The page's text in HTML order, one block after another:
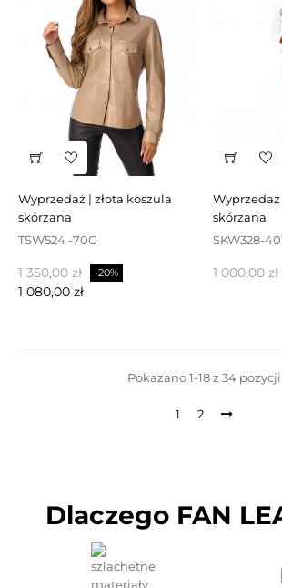
wyprzedaż | złota koszula
skórzana
TSW524 -70G
Cena
podstawowa
1 350,00 zł -20%
1 080,00 zł
wyprzedaż | biała spódnica
skórzana
SKW328-
Cena
1 000,00 zł
Pokazano 1-18 z 34 pozycji
1 2
Dlaczego FAN